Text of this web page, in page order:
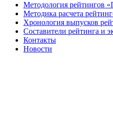
Методология рейтингов
Методика расчета
Хронология выпусков
Составители рейтинга и
Контакты
Новости